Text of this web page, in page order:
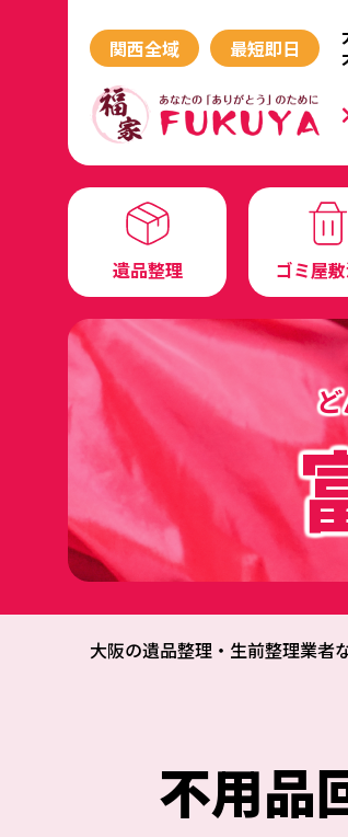
関西全域 最短即日
遺品整理 ゴミ屋
大阪の遺品整理・生前整理業者
不用品